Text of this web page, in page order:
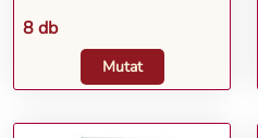
8 db
Mutat